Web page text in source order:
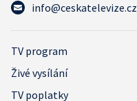
info@ceskatelevize.cz
TV program
Živé vysílání
TV poplatky